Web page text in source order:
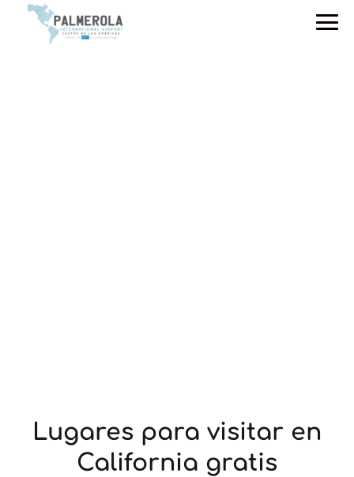
Lugares para visitar en
California gratis